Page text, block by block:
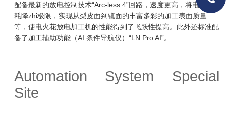
配备最新的放电控制技术“Arc-less 4”回路，速度更高，将电极消
耗降zhi极限，实现从梨皮面到镜面的丰富多彩的加工表面质量
等，使电火花放电加工机的性能得到了飞跃性提高。此外还标准配
备了加工辅助功能（AI 条件导航仪）“LN Pro AI”。
Automation System Special
Site